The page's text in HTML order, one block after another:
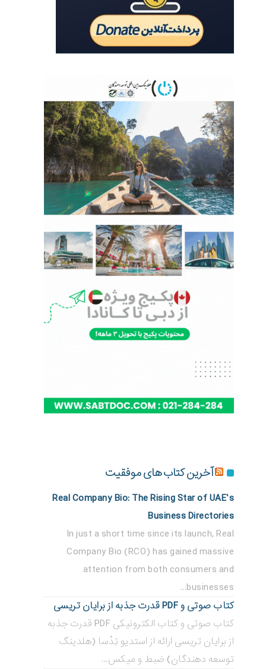
آخرین کتاب های موفقیت
Real Company Bio: The Rising Star of UAE’s
Business Directories
In just a short time since its launch, Real
Company Bio (RCO) has gained massive
attention from both consumers and
businesses...
کتاب صوتی و PDF قدرت جذبه از برایان تریسی
کتاب صوتی و کتاب الکترونیکی PDF قدرت جذبه
از برایان تریسی ارائه از استدیو تِدْسا (هلدینگ
توسعه دهندگان) ضبط و میکس...